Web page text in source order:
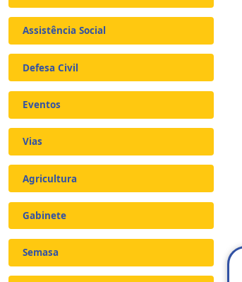
Assistência Social
Defesa Civil
Eventos
Vias
Agricultura
Gabinete
Semasa